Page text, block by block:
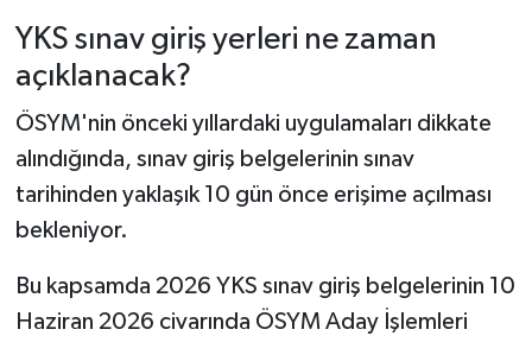
YKS sınav giriş yerleri ne zaman
açıklanacak?
ÖSYM'nin önceki yıllardaki uygulamaları dikkate
alındığında, sınav giriş belgelerinin sınav
tarihinden yaklaşık 10 gün önce erişime açılması
bekleniyor.
Bu kapsamda 2026 YKS sınav giriş belgelerinin 10
Haziran 2026 civarında ÖSYM Aday İşlemleri